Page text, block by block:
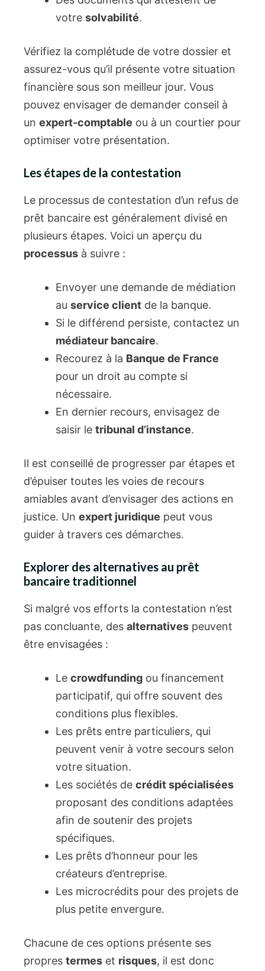
votre solvabilité.
Vérifiez la complétude de votre dossier et
assurez-vous qu’il présente votre situation
financière sous son meilleur jour. Vous
pouvez envisager de demander conseil à
un expert-comptable ou à un courtier pour
optimiser votre présentation.
Les étapes de la contestation
Le processus de contestation d’un refus de
prêt bancaire est généralement divisé en
plusieurs étapes. Voici un aperçu du
processus à suivre :
Envoyer une demande de médiation
au service client de la banque.
Si le différend persiste, contactez un
médiateur bancaire.
Recourez à la Banque de France
pour un droit au compte si
nécessaire.
En dernier recours, envisagez de
saisir le tribunal d’instance.
Il est conseillé de progresser par étapes et
d’épuiser toutes les voies de recours
amiables avant d’envisager des actions en
justice. Un expert juridique peut vous
guider à travers ces démarches.
Explorer des alternatives au prêt
bancaire traditionnel
Si malgré vos efforts la contestation n’est
pas concluante, des alternatives peuvent
être envisagées :
Le crowdfunding ou financement
participatif, qui offre souvent des
conditions plus flexibles.
Les prêts entre particuliers, qui
peuvent venir à votre secours selon
votre situation.
Les sociétés de crédit spécialisées
proposant des conditions adaptées
afin de soutenir des projets
spécifiques.
Les prêts d’honneur pour les
créateurs d’entreprise.
Les microcrédits pour des projets de
plus petite envergure.
Chacune de ces options présente ses
propres termes et risques, il est donc